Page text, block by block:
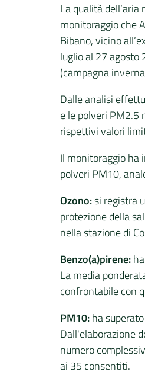
La qualità
monitoraggio che
Bibano, vicino
luglio al 27
(campagna
Dalle analisi
e le polveri PM2.5
rispettivi valori
Il monitoraggio ha
polveri PM10,
Ozono:si registra
protezione della
nella stazione di
Benzo(a)pirene:
La media
confrontabile con
PM10:ha
Dall'elaborazione
numero
ai 35 consentiti.